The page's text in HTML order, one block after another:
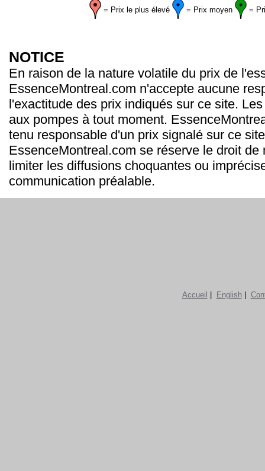
= Prix le plus élevé = Prix moyen =
NOTICE
En raison de la nature volatile du prix de
EssenceMontreal.com n'accepte aucune
l'exactitude des prix indiqués sur ce site.
aux pompes à tout moment.
tenu responsable d'un prix signalé sur ce
EssenceMontreal.com se réserve le droit de
limiter les diffusions choquantes ou
communication préalable.
Accueil English|